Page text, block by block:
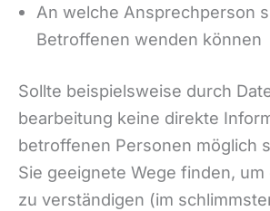
An welche Ansprechperson
Betroffenen wenden können
Sollte beispielsweise durch
bearbeitung keine direkte
betroffenen Personen möglich
Sie geeignete Wege finden,
zu verständigen (im